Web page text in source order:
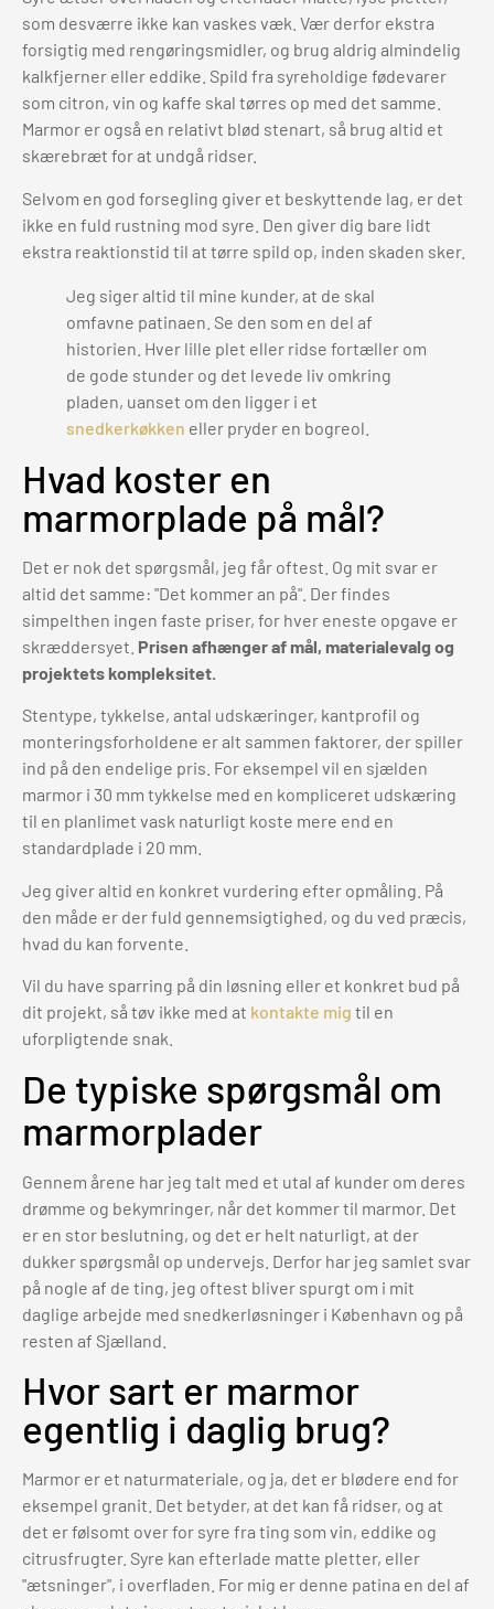
som desværre ikke kan vaskes væk. Vær derfor ekstra
forsigtig med rengøringsmidler, og brug aldrig almindelig
kalkfjerner eller eddike. Spild fra syreholdige fødevarer
som citron, vin og kaffe skal tørres op med det samme.
Marmor er også en relativt blød stenart, så brug altid et
skærebræt for at undgå ridser.
Selvom en god forsegling giver et beskyttende lag, er det
ikke en fuld rustning mod syre. Den giver dig bare lidt
ekstra reaktionstid til at tørre spild op, inden skaden sker.
Jeg siger altid til mine kunder, at de skal
omfavne patinaen. Se den som en del af
historien. Hver lille plet eller ridse fortæller om
de gode stunder og det levede liv omkring
pladen, uanset om den ligger i et
snedkerkøkken eller pryder en bogreol.
Hvad koster en
marmorplade på mål?
Det er nok det spørgsmål, jeg får oftest. Og mit svar er
altid det samme: "Det kommer an på". Der findes
simpelthen ingen faste priser, for hver eneste opgave er
skræddersyet. Prisen afhænger af mål, materialevalg og
projektets kompleksitet.
Stentype, tykkelse, antal udskæringer, kantprofil og
monteringsforholdene er alt sammen faktorer, der spiller
ind på den endelige pris. For eksempel vil en sjælden
marmor i 30 mm tykkelse med en kompliceret udskæring
til en planlimet vask naturligt koste mere end en
standardplade i 20 mm.
Jeg giver altid en konkret vurdering efter opmåling. På
den måde er der fuld gennemsigtighed, og du ved præcis,
hvad du kan forvente.
Vil du have sparring på din løsning eller et konkret bud på
dit projekt, så tøv ikke med at kontakte mig til en
uforpligtende snak.
De typiske spørgsmål om
marmorplader
Gennem årene har jeg talt med et utal af kunder om deres
drømme og bekymringer, når det kommer til marmor. Det
er en stor beslutning, og det er helt naturligt, at der
dukker spørgsmål op undervejs. Derfor har jeg samlet svar
på nogle af de ting, jeg oftest bliver spurgt om i mit
daglige arbejde med snedkerløsninger i København og på
resten af Sjælland.
Hvor sart er marmor
egentlig i daglig brug?
Marmor er et naturmateriale, og ja, det er blødere end for
eksempel granit. Det betyder, at det kan få ridser, og at
det er følsomt over for syre fra ting som vin, eddike og
citrusfrugter. Syre kan efterlade matte pletter, eller
"ætsninger", i overfladen. For mig er denne patina en del af